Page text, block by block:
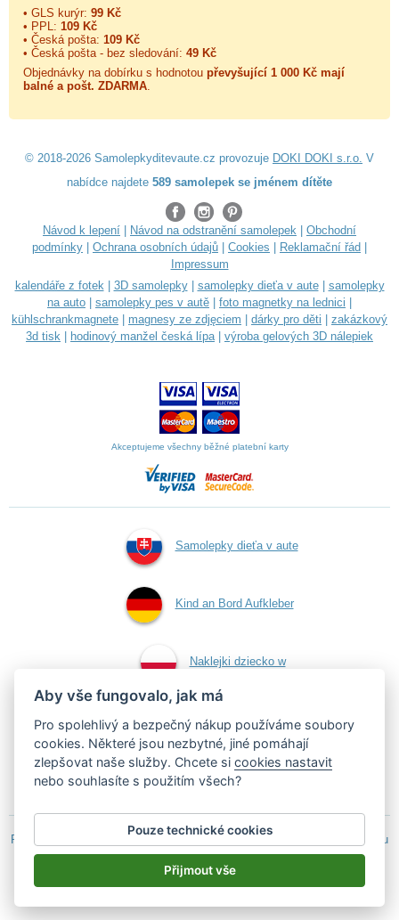
• GLS kurýr: 99 Kč
• PPL: 109 Kč
• Česká pošta: 109 Kč
• Česká pošta - bez sledování: 49 Kč
Objednávky na dobírku s hodnotou převyšující 1 000 Kč mají
balné a pošt. ZDARMA.
© 2018-2026 Samolepkyditevaute.cz provozuje DOKI DOKI s.r.o. V
nabídce najdete 589 samolepek se jménem dítěte
Návod k lepení Návod na odstranění samolepek
Obchodní
podmínky
Ochrana osobních údajů Cookies Reklamační řád
Impressum
kalendáře z fotek| 3D samolepky| samolepky dieťa v aute| samolepky
na auto
samolepky pes v autě foto magnetky na lednici
kühlschrankmagnete
magnesy ze zdjęciem dárky pro děti
zakázkový
3d tisk
hodinový manžel česká lípa| výroba gelových 3D nálepiek
Akceptujeme všechny běžné platební karty
Samolepky dieťa v aute
Kind an Bord Aufkleber
Naklejki dziecko w
aucie
Samolepky dítě v autě
Podle zákona o evidenci tržeb je prodávající povinen vystavit kupujícímu
účtenku.
Zároveň je povinen zaevidovat přijatou tržbu u správce daně on-line; v
případě technického výpadku pak nejpozději do 48 hodin.
Aby vše fungovalo, jak má
Pro spolehlivý a bezpečný nákup používáme soubory
cookies. Některé jsou nezbytné, jiné pomáhají
zlepšovat naše služby. Chcete sicookies nastavit
nebo souhlasíte s použitím všech?
Pouze technické cookies
Přijmout vše